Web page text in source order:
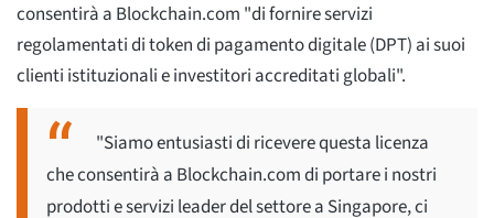
consentirà a Blockchain.com "di fornire servizi
regolamentati di token di pagamento digitale (DPT) ai suoi
clienti istituzionali e investitori accreditati globali".
"Siamo entusiasti di ricevere questa licenza
che consentirà a Blockchain.com di portare i nostri
prodotti e servizi leader del settore a Singapore, ci